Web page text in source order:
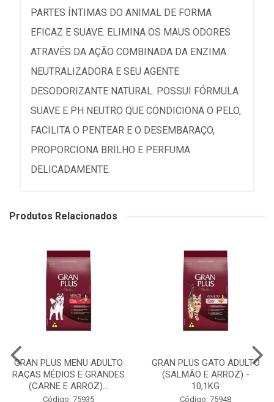
PARTES ÍNTIMAS DO ANIMAL DE FORMA
EFICAZ E SUAVE. ELIMINA OS MAUS ODORES
ATRAVÉS DA AÇÃO COMBINADA DA ENZIMA
NEUTRALIZADORA E SEU AGENTE
DESODORIZANTE NATURAL. POSSUI FÓRMULA
SUAVE E PH NEUTRO QUE CONDICIONA O PELO,
FACILITA O PENTEAR E O DESEMBARAÇO,
PROPORCIONA BRILHO E PERFUMA
DELICADAMENTE.
Produtos Relacionados
GRAN PLUS MENU ADULTO
RAÇAS MÉDIOS E GRANDES
(CARNE E ARROZ)...
Código: 75935
GRAN PLUS GATO ADULTO
(SALMÃO E ARROZ) -
10,1KG
Código: 75948